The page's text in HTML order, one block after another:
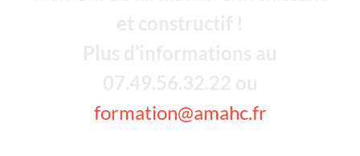
formation@amahc.fr